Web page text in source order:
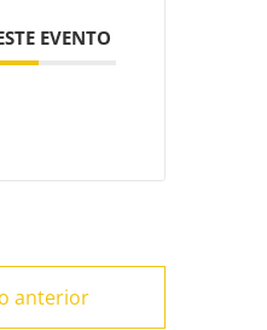
EVENTO
anterior